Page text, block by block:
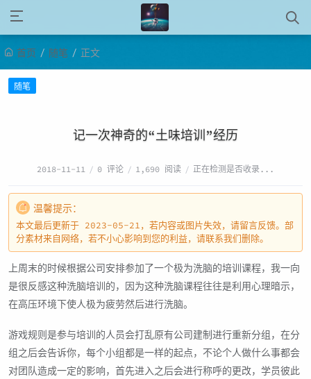
首页 / 随笔 / 正文
随笔
记一次神奇的“土味培训”经历
2018-11-11 / 0 评论 / 1,690 阅读 / 正在检测是否收录...
温馨提示：
本文最后更新于 2023-05-21，若内容或图片失效，请留言反馈。部
分素材来自网络，若不小心影响到您的利益，请联系我们删除。
上周末的时候根据公司安排参加了一个极为洗脑的培训课程，我一向
是很反感这种洗脑培训的，因为这种洗脑课程往往是利用心理暗示，
在高压环境下使人极为疲劳然后进行洗脑。
游戏规则是参与培训的人员会打乱原有公司建制进行重新分组，在分
组之后会告诉你，每个小组都是一样的起点，不论个人做什么事都会
对团队造成一定的影响，首先进入之后会进行称呼的更改，学员彼此